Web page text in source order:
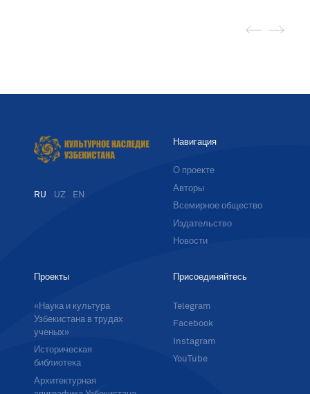
RU UZ EN
Навигация
О проекте
Авторы
Всемирное общество
Издательство
Новости
Проекты
«Наука и культура
Узбекистана в трудах
ученых»
Историческая
библиотека
Архитектурная
Присоединяйтесь
Telegram
Facebook
Instagram
YouTube